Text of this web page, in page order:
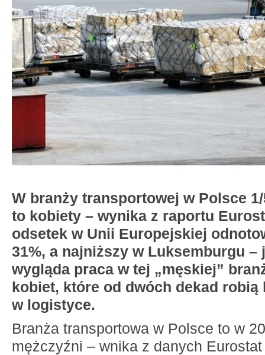
W branży transportowej w Polsce
to kobiety – wynika z raportu
odsetek w Unii Europejskiej
31%, a najniższy w Luksemburgu –
wygląda praca w tej „męskiej”
kobiet, które od dwóch dekad robią
w logistyce.
Branża transportowa w Polsce to w
mężczyźni – wnika z danych